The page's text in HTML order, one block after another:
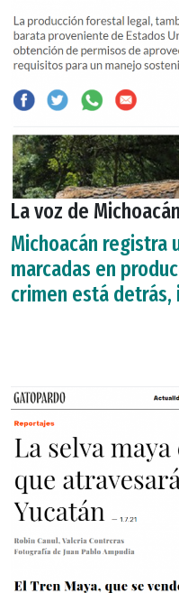
La voz de Michoacán
Michoacán registra
marcadas en
crimen está detrás,